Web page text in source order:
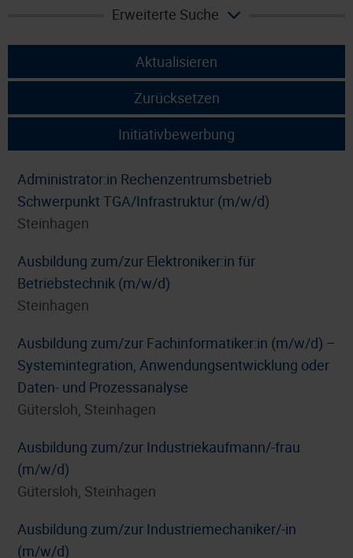
Erweiterte Suche
Aktualisieren
Zurücksetzen
Initiativbewerbung
Administrator:in Rechenzentrumsbetrieb
Schwerpunkt TGA/Infrastruktur (m/w/d)
Steinhagen
Ausbildung zum/zur Elektroniker:in für
Betriebstechnik (m/w/d)
Steinhagen
Ausbildung zum/zur Fachinformatiker:in (m/w/d) –
Systemintegration, Anwendungsentwicklung oder
Daten- und Prozessanalyse
Gütersloh, Steinhagen
Ausbildung zum/zur Industriekaufmann/-frau
(m/w/d)
Gütersloh, Steinhagen
Ausbildung zum/zur Industriemechaniker/-in
(m/w/d)